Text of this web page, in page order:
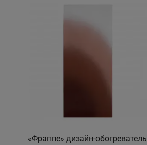
«Фраппе» дизайн-обогреватель